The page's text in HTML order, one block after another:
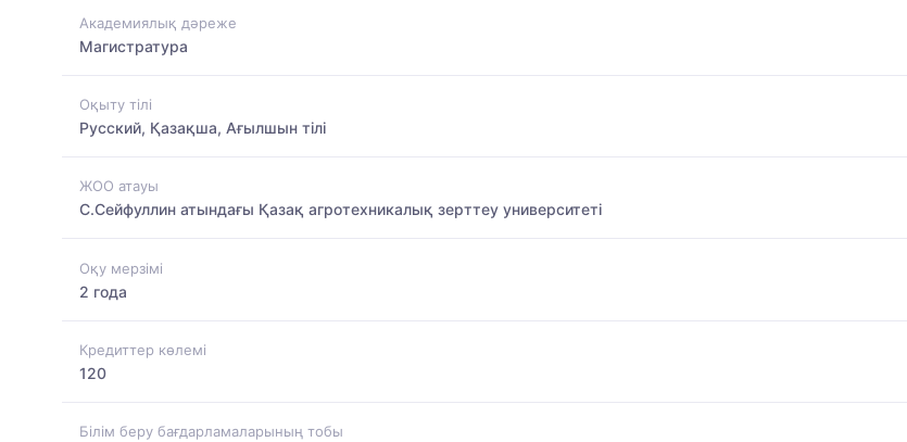
Академиялық дәреже
Магистратура
Оқыту тілі
Русский, Қазақша, Ағылшын тілі
ЖОО атауы
С.Сейфуллин атындағы Қазақ агротехникалық зерттеу университеті
Оқу мерзімі
2 года
Кредиттер көлемі
120
Білім беру бағдарламаларының тобы